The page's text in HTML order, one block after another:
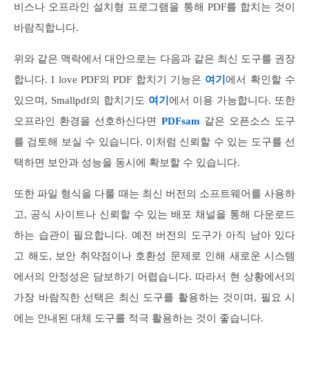
비스나 오프라인 설치형 프로그램을 통해 PDF를 합치는 것이
바람직합니다.
위와 같은 맥락에서 대안으로는 다음과 같은 최신 도구를 권장
합니다. I love PDF의 PDF 합치기 기능은 여기 에서 확인할 수
있으며, Smallpdf의 합치기도 여기 에서 이용 가능합니다. 또한
오프라인 환경을 선호하신다면 PDFsam 같은 오픈소스 도구
를 검토해 보실 수 있습니다. 이처럼 신뢰할 수 있는 도구를 선
택하면 보안과 성능을 동시에 확보할 수 있습니다.
또한 파일 형식을 다룰 때는 최신 버전의 소프트웨어를 사용하
고, 공식 사이트나 신뢰할 수 있는 배포 채널을 통해 다운로드
하는 습관이 필요합니다. 예전 버전의 도구가 아직 남아 있다
고 해도, 보안 취약점이나 호환성 문제로 인해 새로운 시스템
에서의 안정성은 담보하기 어렵습니다. 따라서 현 상황에서의
가장 바람직한 선택은 최신 도구를 활용하는 것이며, 필요 시
에는 안내된 대체 도구를 적극 활용하는 것이 좋습니다.